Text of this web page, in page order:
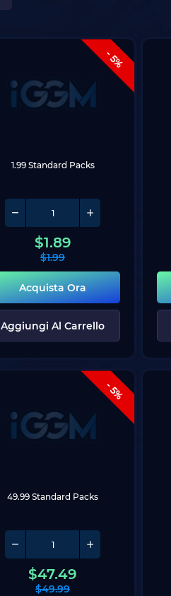
- 5%
1.99 Standard Packs
$1.89
$1.99
Acquista Ora
Aggiungi Al Carrello
- 5%
49.99 Standard Packs
$47.49
$49.99